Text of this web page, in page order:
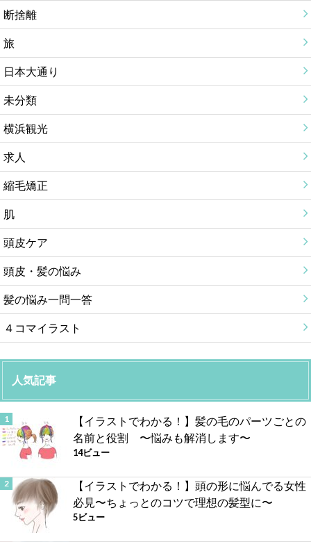
断捨離
旅
日本大通り
未分類
横浜観光
求人
縮毛矯正
肌
頭皮ケア
頭皮・髪の悩み
髪の悩み一問一答
４コマイラスト
人気記事
【イラストでわかる！】髪の毛のパーツごとの
名前と役割 〜悩みも解消します〜
14ビュー
【イラストでわかる！】頭の形に悩んでる女性
必見〜ちょっとのコツで理想の髪型に〜
5ビュー